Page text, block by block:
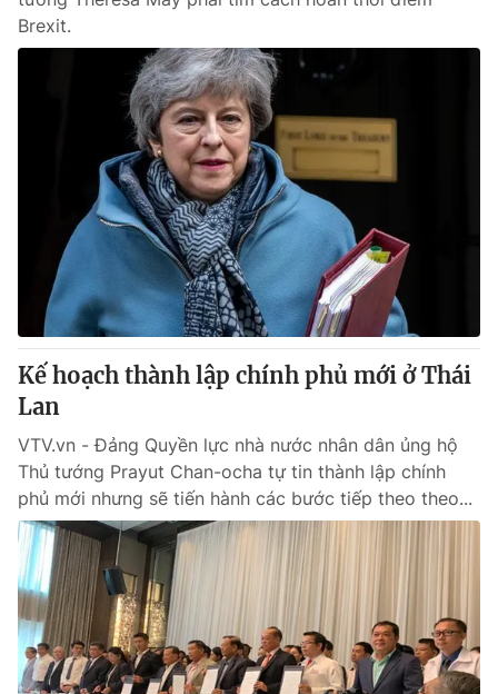
Liên hệ tòa soạn English
Theo dõi báo trên
Cơ quan chủ quản:
Đài Truyền hình Việt Nam
Cơ quan báo chí:Thời báo VTV
Giấy phép hoạt động báo in và báo điện tử số 483/GP-BTTTT
cấp ngày 29/12/2023
Tổng Biên tập:Vũ Thanh Thủy
Phó Tổng Biên tập:
Tổng đài VTV:
024.38 355 931 - 024.38 355 932
Ðiện thoại Thời báo VTV:024.66 897 897
Email:toasoan@vtv.vn
Liên hệ quảng cáo:024-7300.7108
Brexit.
Kế hoạch thành lập chính phủ mới ở Thái
Lan
VTV.vn - Đảng Quyền lực nhà nước nhân dân ủng hộ
Thủ tướng Prayut Chan-ocha tự tin thành lập chính
phủ mới nhưng sẽ tiến hành các bước tiếp theo theo...